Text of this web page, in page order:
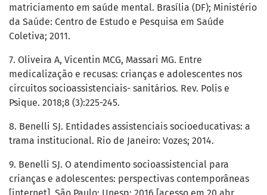
matriciamento em saúde mental. Brasília (DF); Ministério
da Saúde: Centro de Estudo e Pesquisa em Saúde
Coletiva; 2011.
7. Oliveira A, Vicentin MCG, Massari MG. Entre
medicalização e recusas: crianças e adolescentes nos
circuitos socioassistenciais- sanitários. Rev. Polis e
Psique. 2018;8 (3):225-245.
8. Benelli SJ. Entidades assistenciais socioeducativas: a
trama institucional. Rio de Janeiro: Vozes; 2014.
9. Benelli SJ. O atendimento socioassistencial para
crianças e adolescentes: perspectivas contemporâneas